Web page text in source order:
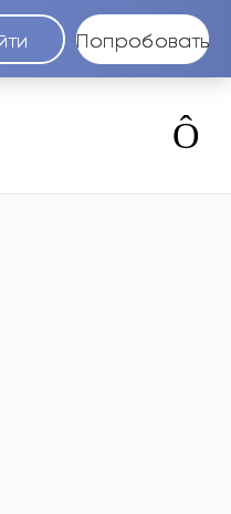
Попробовать